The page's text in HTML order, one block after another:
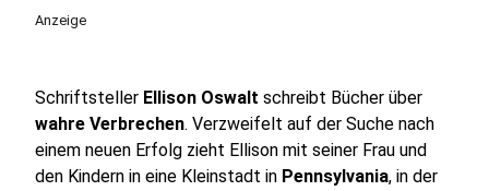
Anzeige
Schriftsteller Ellison Oswalt schreibt Bücher über
wahre Verbrechen. Verzweifelt auf der Suche nach
einem neuen Erfolg zieht Ellison mit seiner Frau und
den Kindern in eine Kleinstadt in Pennsylvania, in der